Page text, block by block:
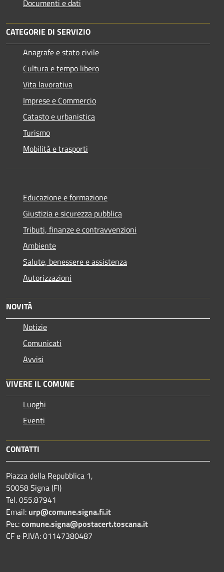
Documenti e dati
CATEGORIE DI SERVIZIO
Anagrafe e stato civile
Cultura e tempo libero
Vita lavorativa
Imprese e Commercio
Catasto e urbanistica
Turismo
Mobilità e trasporti
Educazione e formazione
Giustizia e sicurezza pubblica
Tributi, finanze e contravvenzioni
Ambiente
Salute, benessere e assistenza
Autorizzazioni
NOVITÀ
Notizie
Comunicati
Avvisi
VIVERE IL COMUNE
Luoghi
Eventi
CONTATTI
Piazza della Repubblica 1,
50058 Signa (FI)
Tel. 055.87941
Email: urp@comune.signa.fi.it
Pec:comune.signa@postacert.toscana.it
CF e P.IVA: 01147380487